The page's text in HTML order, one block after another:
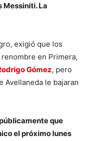
Messiniti. La
exigió que los
en Primera,
Gómez, pero
Avellaneda le bajaran
que
el próximo lunes